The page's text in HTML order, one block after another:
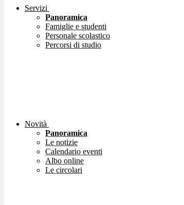
Servizi
Panoramica
Famiglie e studenti
Personale scolastico
Percorsi di studio
Novità
Panoramica
Le notizie
Calendario eventi
Albo online
Le circolari